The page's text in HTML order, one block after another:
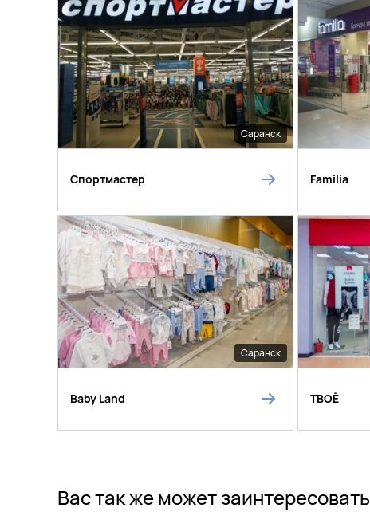
Саранск
Спортмастер Familia
Саранск
Baby Land ТВОЁ
Вас так же может заинтересовать